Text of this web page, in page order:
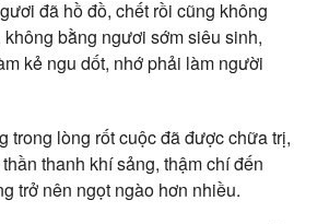
đã hồ đồ, chết rồi cũng không
bằng ngươi sớm siêu sinh,
kẻ ngu dốt, nhớ phải làm người
trong lòng rốt cuộc đã được chữa trị,
thanh khí sảng, thậm chí đến
trở nên ngọt ngào hơn nhiều.